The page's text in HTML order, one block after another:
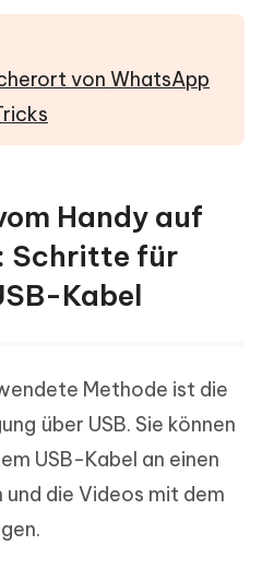
von WhatsApp
Handy auf
Schritte für
Kabel
Methode ist die
über USB. Sie können
USB-Kabel an einen
die Videos mit dem